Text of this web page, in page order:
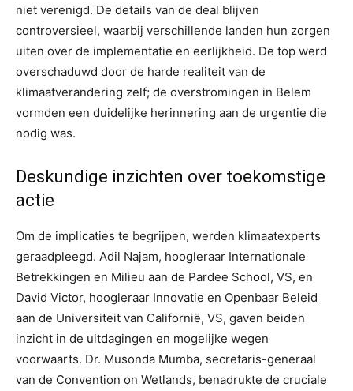
niet verenigd. De details van de deal blijven
controversieel, waarbij verschillende landen hun zorgen
uiten over de implementatie en eerlijkheid. De top werd
overschaduwd door de harde realiteit van de
klimaatverandering zelf; de overstromingen in Belem
vormden een duidelijke herinnering aan de urgentie die
nodig was.
Deskundige inzichten over toekomstige
actie
Om de implicaties te begrijpen, werden klimaatexperts
geraadpleegd. Adil Najam, hoogleraar Internationale
Betrekkingen en Milieu aan de Pardee School, VS, en
David Victor, hoogleraar Innovatie en Openbaar Beleid
aan de Universiteit van Californië, VS, gaven beiden
inzicht in de uitdagingen en mogelijke wegen
voorwaarts. Dr. Musonda Mumba, secretaris-generaal
van de Convention on Wetlands, benadrukte de cruciale